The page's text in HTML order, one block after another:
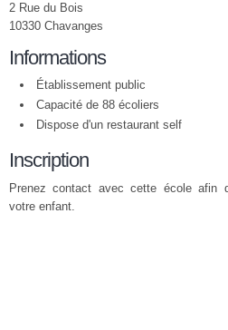
2 Rue du Bois
10330 Chavanges
Informations
Établissement public
Capacité de 88 écoliers
Dispose d'un restaurant self
Inscription
Prenez contact avec cette école afin
votre enfant.